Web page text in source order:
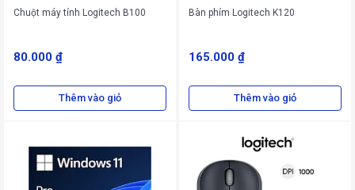
Chuột máy tính Logitech B100
80.000 ₫
Thêm vào giỏ
Bàn phím Logitech K120
165.000 ₫
Thêm vào giỏ